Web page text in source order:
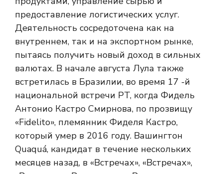
предоставление логистических услуг.
Деятельность сосредоточена как на
внутреннем, так и на экспортном рынке,
пытаясь получить новый доход в сильных
валютах. В начале августа Лула также
встретилась в Бразилии, во время 17 -й
национальной встречи PT, когда Фидель
Антонио Кастро Смирнова, по прозвищу
«Fidelito», племянник Фиделя Кастро,
который умер в 2016 году. Вашингтон
Quaquá, кандидат в течение нескольких
месяцев назад, в «Встречах», «Встречах»,